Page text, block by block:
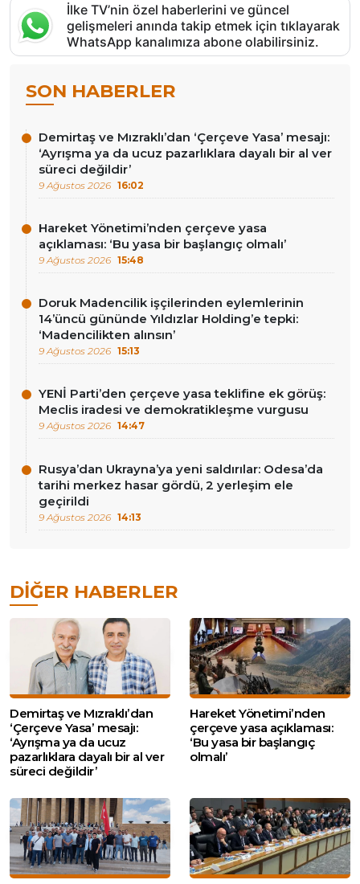
İlke TV’nin özel haberlerini ve güncel
gelişmeleri anında takip etmek için tıklayarak
WhatsApp kanalımıza abone olabilirsiniz.
SON HABERLER
Demirtaş ve Mızraklı’dan ‘Çerçeve Yasa’ mesajı:
‘Ayrışma ya da ucuz pazarlıklara dayalı bir al ver
süreci değildir’
9 Ağustos 2026 16:02
Hareket Yönetimi’nden çerçeve yasa
açıklaması: ‘Bu yasa bir başlangıç olmalı’
9 Ağustos 2026 15:48
Doruk Madencilik işçilerinden eylemlerinin
14’üncü gününde Yıldızlar Holding’e tepki:
‘Madencilikten alınsın’
9 Ağustos 2026 15:13
YENİ Parti’den çerçeve yasa teklifine ek görüş:
Meclis iradesi ve demokratikleşme vurgusu
9 Ağustos 2026 14:47
Rusya’dan Ukrayna’ya yeni saldırılar: Odesa’da
tarihi merkez hasar gördü, 2 yerleşim ele
geçirildi
9 Ağustos 2026 14:13
DIĞER HABERLER
Demirtaş ve Mızraklı’dan
‘Çerçeve Yasa’ mesajı:
‘Ayrışma ya da ucuz
pazarlıklara dayalı bir al ver
süreci değildir’
Hareket Yönetimi’nden
çerçeve yasa açıklaması:
‘Bu yasa bir başlangıç
olmalı’